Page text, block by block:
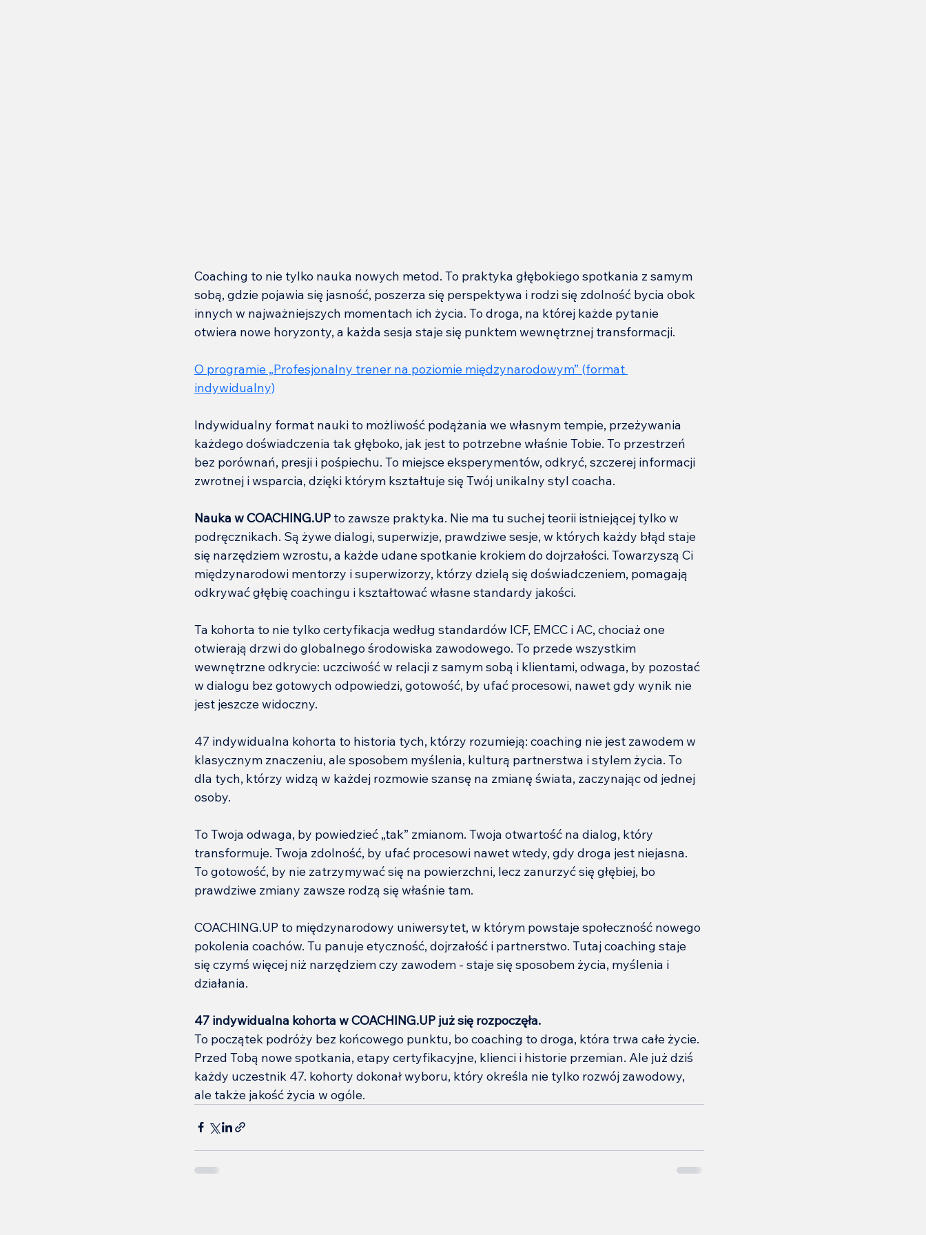
Coaching to nie tylko nauka nowych metod. To praktyka głębokiego spotkania z samym
sobą, gdzie pojawia się jasność, poszerza się perspektywa i rodzi się zdolność bycia obok
innych w najważniejszych momentach ich życia. To droga, na której każde pytanie
otwiera nowe horyzonty, a każda sesja staje się punktem wewnętrznej transformacji.
O programie „Profesjonalny trener na poziomie międzynarodowym” (format
indywidualny)
Indywidualny format nauki to możliwość podążania we własnym tempie, przeżywania
każdego doświadczenia tak głęboko, jak jest to potrzebne właśnie Tobie. To przestrzeń
bez porównań, presji i pośpiechu. To miejsce eksperymentów, odkryć, szczerej informacji
zwrotnej i wsparcia, dzięki którym kształtuje się Twój unikalny styl coacha.
Nauka w COACHING.UP to zawsze praktyka. Nie ma tu suchej teorii istniejącej tylko w
podręcznikach. Są żywe dialogi, superwizje, prawdziwe sesje, w których każdy błąd staje
się narzędziem wzrostu, a każde udane spotkanie krokiem do dojrzałości. Towarzyszą Ci
międzynarodowi mentorzy i superwizorzy, którzy dzielą się doświadczeniem, pomagają
odkrywać głębię coachingu i kształtować własne standardy jakości.
Ta kohorta to nie tylko certyfikacja według standardów ICF, EMCC i AC, chociaż one
otwierają drzwi do globalnego środowiska zawodowego. To przede wszystkim
wewnętrzne odkrycie: uczciwość w relacji z samym sobą i klientami, odwaga, by pozostać
w dialogu bez gotowych odpowiedzi, gotowość, by ufać procesowi, nawet gdy wynik nie
jest jeszcze widoczny.
47 indywidualna kohorta to historia tych, którzy rozumieją: coaching nie jest zawodem w
klasycznym znaczeniu, ale sposobem myślenia, kulturą partnerstwa i stylem życia. To
dla tych, którzy widzą w każdej rozmowie szansę na zmianę świata, zaczynając od jednej
osoby.
To Twoja odwaga, by powiedzieć „tak” zmianom. Twoja otwartość na dialog, który
transformuje. Twoja zdolność, by ufać procesowi nawet wtedy, gdy droga jest niejasna.
To gotowość, by nie zatrzymywać się na powierzchni, lecz zanurzyć się głębiej, bo
prawdziwe zmiany zawsze rodzą się właśnie tam.
COACHING.UP to międzynarodowy uniwersytet, w którym powstaje społeczność nowego
pokolenia coachów. Tu panuje etyczność, dojrzałość i partnerstwo. Tutaj coaching staje
się czymś więcej niż narzędziem czy zawodem - staje się sposobem życia, myślenia i
działania.
47 indywidualna kohorta w COACHING.UP już się rozpoczęła.
To początek podróży bez końcowego punktu, bo coaching to droga, która trwa całe życie.
Przed Tobą nowe spotkania, etapy certyfikacyjne, klienci i historie przemian. Ale już dziś
każdy uczestnik 47. kohorty dokonał wyboru, który określa nie tylko rozwój zawodowy,
ale także jakość życia w ogóle.